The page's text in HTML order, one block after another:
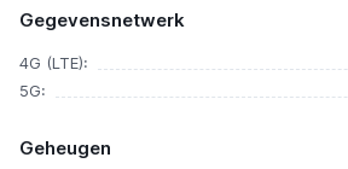
Gegevensnetwerk
4G (LTE):
5G:
Geheugen